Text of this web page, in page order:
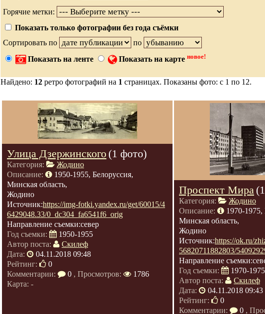
Горячие метки:
Показать только фотографии без года съёмки
Сортировать по
по
Показать на ленте
Показать на карте новое!
Найдено: 12 ретро фотографий на 1 страницах. Показаны фото: с 1 по 12.
Улица Дзержинского (1 фото)
Категория:
Жодино
Описание:
1950-1955, Белоруссия,
Минская область,
Жодино
Источник:https://img-fotki.yandex.ru/get/60015/4
6429048.33/0_dc304_fa6541f6_orig
Направление съемки:север
Год съемки:
1950-1955
Автор поста:
Скилеф
Дата:
04.11.2018 09:48
Рейтинг:
0
Комментарии:
0 , Просмотров:
1786
Карта: -
Проспект Мира
Категория:
Жодино
Описание:
1970-1975,
Минская область,
Жодино
Источник:https://ok.ru/
56820711882803/
Направление
Год съемки:
1970-1975
Автор поста:
Скилеф
Дата:
04.11.2018 09:43
Рейтинг:
0
Комментарии:
0 ,